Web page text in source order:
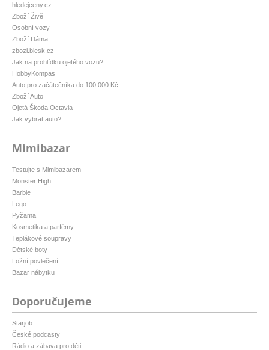
hledejceny.cz
Zboží Živě
Osobní vozy
Zboží Dáma
zbozi.blesk.cz
Jak na prohlídku ojetého vozu?
HobbyKompas
Auto pro začátečníka do 100 000 Kč
Zboží Auto
Ojetá Škoda Octavia
Jak vybrat auto?
Mimibazar
Testujte s Mimibazarem
Monster High
Barbie
Lego
Pyžama
Kosmetika a parfémy
Teplákové soupravy
Dětské boty
Ložní povlečení
Bazar nábytku
Doporučujeme
Starjob
České podcasty
Rádio a zábava pro děti